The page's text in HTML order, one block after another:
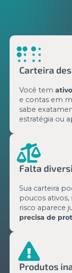
Carteira
Você tem
e contas em
sabe
estratégia ou
Falta
Sua carteira
poucos
risco aparece
precisa de
Produtos